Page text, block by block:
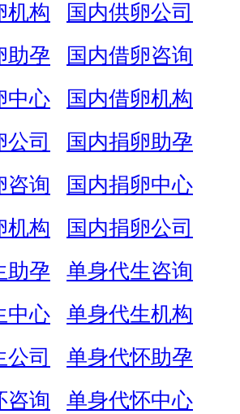
机构
国内供卵公司
助孕
国内借卵咨询
中心
国内借卵机构
公司
国内捐卵助孕
咨询
国内捐卵中心
机构
国内捐卵公司
助孕
单身代生咨询
中心
单身代生机构
公司
单身代怀助孕
咨询
单身代怀中心